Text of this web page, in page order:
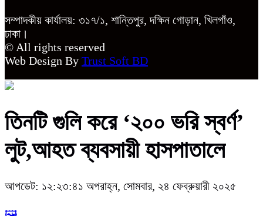
সম্পাদকীয় কার্যালয়: ৩১৭/১, শান্তিপুর, দক্ষিন গোড়ান, খিলগাঁও,
ঢাকা।
© All rights reserved
Web Design By Trust Soft BD
তিনটি গুলি করে ‘২০০ ভরি ‌স্বর্ণ’
লুট,আহত ব্যবসায়ী হাসপাতালে
আপডেট: ১২:২৩:৪১ অপরাহ্ন, সোমবার, ২৪ ফেব্রুয়ারী ২০২৫